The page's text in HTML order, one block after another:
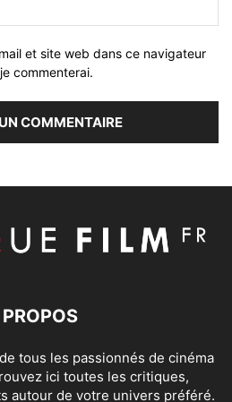
et site web dans ce navigateur
commenterai.
tous les passionnés de cinéma
ici toutes les critiques,
autour de votre univers préféré.